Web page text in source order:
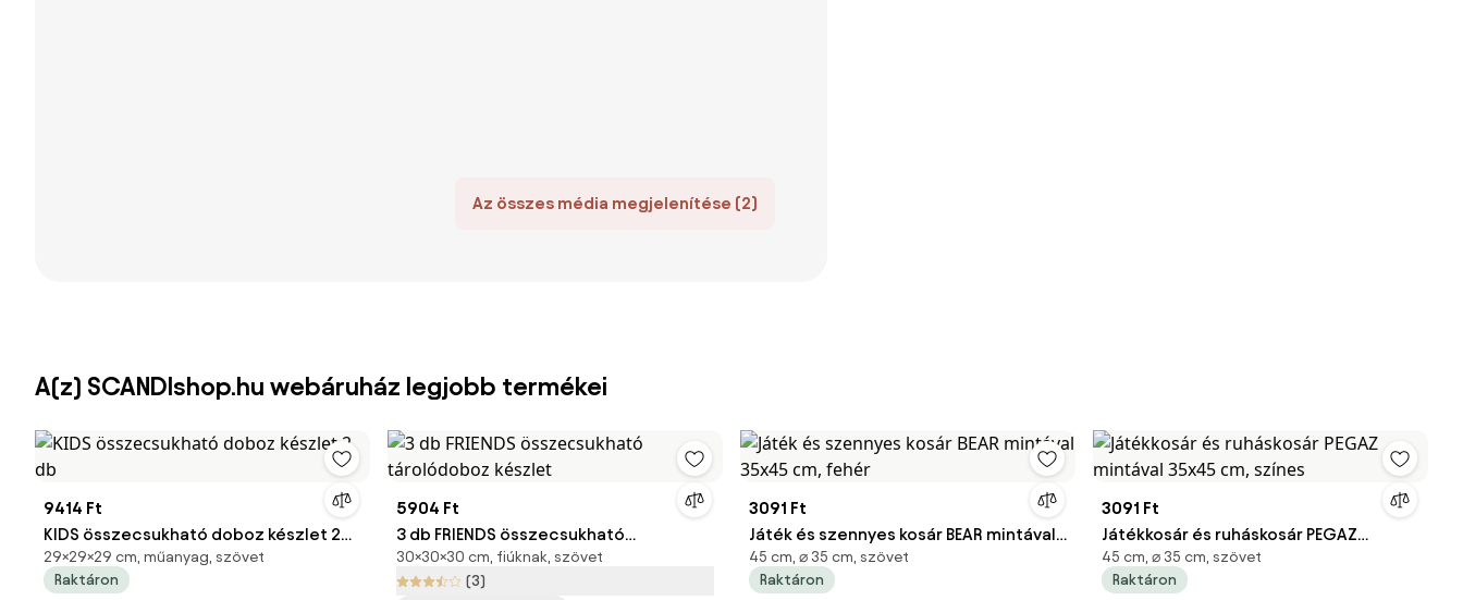
Az összes média megjelenítése (2)
A(z) SCANDIshop.hu webáruház legjobb termékei
9414 Ft
KIDS összecsukható doboz készlet 2
db
29×29×29 cm, műanyag, szövet
Raktáron
5904 Ft
3 db FRIENDS összecsukható
tárolódoboz készlet
30×30×30 cm, fiúknak, szövet
(3)
3091 Ft
Játék és szennyes kosár BEAR mintával
35x45 cm, fehér
45 cm, ⌀ 35 cm, szövet
Raktáron
3091 Ft
Játékkosár és ruháskosár PEGAZ
mintával 35x45 cm, színes
45 cm, ⌀ 35 cm, szövet
Raktáron